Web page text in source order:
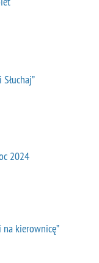
2024
na kierownicę”